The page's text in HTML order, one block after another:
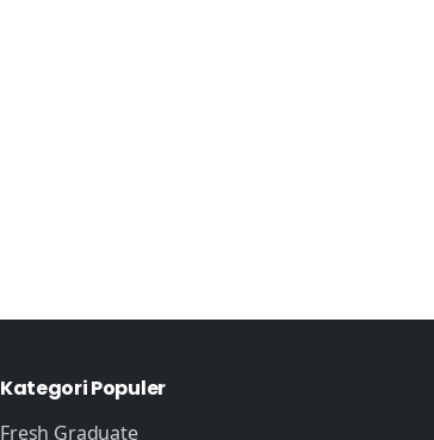
Kategori Populer
Fresh Graduate